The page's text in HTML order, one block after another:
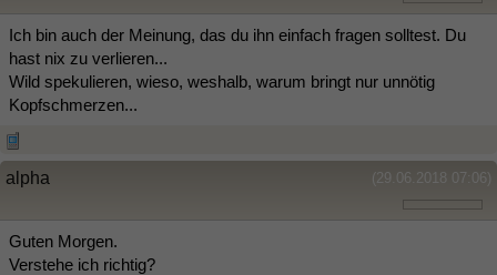
Ich bin auch der Meinung, das du ihn einfach fragen solltest. Du
hast nix zu verlieren...
Wild spekulieren, wieso, weshalb, warum bringt nur unnötig
Kopfschmerzen...
(29.06.2018 07:06)
alpha
Guten Morgen.
Verstehe ich richtig?